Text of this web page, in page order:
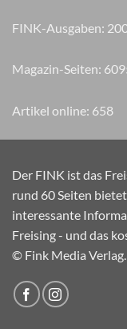
FINK-Ausgaben:
Magazin-Seiten:
Artikel online: 658
Der FINK ist das
rund 60 Seiten
interessante
Freising - und das
© Fink Media